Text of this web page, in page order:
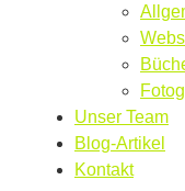
Unser Team
Blog-Artikel
Kontakt